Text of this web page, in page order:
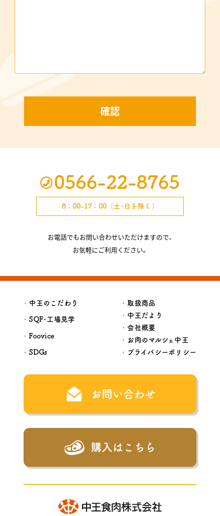
0566-22-8765
8：00-17：00（土･日を除く）
お電話でもお問い合わせいただけますので、
お気軽にご利用ください。
中王のこだわり
SQF･工場見学
Foovice
SDGs
取扱商品
中王だより
会社概要
お肉のマルシェ中王
プライバシーポリシー
お問い合わせ
購入はこちら